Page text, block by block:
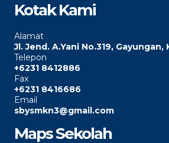
Kotak Kami
Alamat
Jl. Jend. A.Yani No.319, Gayungan,
Telepon
+6231 8412886
Fax
+6231 8416686
Email
sbysmkn3@gmail.com
Maps Sekolah